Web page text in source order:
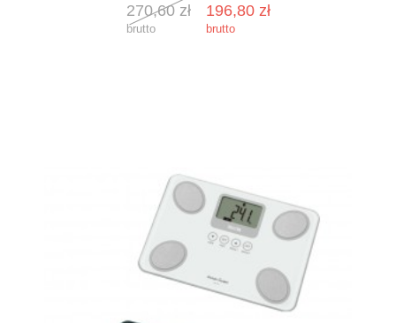
270,60 zł
brutto
196,80 zł
brutto